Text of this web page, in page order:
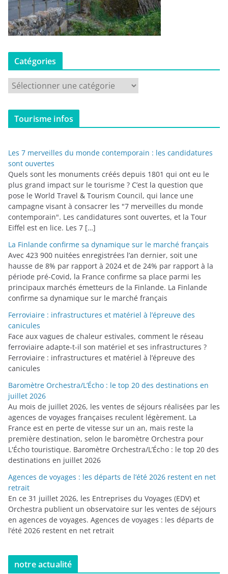
Catégories
a
t
r
i
e
s
Tourisme infos
Les 7 merveilles du monde contemporain : les candidatures
sont ouvertes
Quels sont les monuments créés depuis 1801 qui ont eu le
plus grand impact sur le tourisme ? C’est la question que
pose le World Travel & Tourism Council, qui lance une
campagne visant à consacrer les "7 merveilles du monde
contemporain". Les candidatures sont ouvertes, et la Tour
Eiffel est en lice. Les 7 […]
La Finlande confirme sa dynamique sur le marché français
Avec 423 900 nuitées enregistrées l’an dernier, soit une
hausse de 8% par rapport à 2024 et de 24% par rapport à la
période pré-Covid, la France confirme sa place parmi les
principaux marchés émetteurs de la Finlande. La Finlande
confirme sa dynamique sur le marché français
Ferroviaire : infrastructures et matériel à l’épreuve des
canicules
Face aux vagues de chaleur estivales, comment le réseau
ferroviaire adapte-t-il son matériel et ses infrastructures ?
Ferroviaire : infrastructures et matériel à l’épreuve des
canicules
Baromètre Orchestra/L’Écho : le top 20 des destinations en
juillet 2026
Au mois de juillet 2026, les ventes de séjours réalisées par les
agences de voyages françaises reculent légèrement. La
France est en perte de vitesse sur un an, mais reste la
première destination, selon le baromètre Orchestra pour
L'Écho touristique. Baromètre Orchestra/L’Écho : le top 20 des
destinations en juillet 2026
Agences de voyages : les départs de l’été 2026 restent en net
retrait
En ce 31 juillet 2026, les Entreprises du Voyages (EDV) et
Orchestra publient un observatoire sur les ventes de séjours
en agences de voyages. Agences de voyages : les départs de
l’été 2026 restent en net retrait
notre actualité